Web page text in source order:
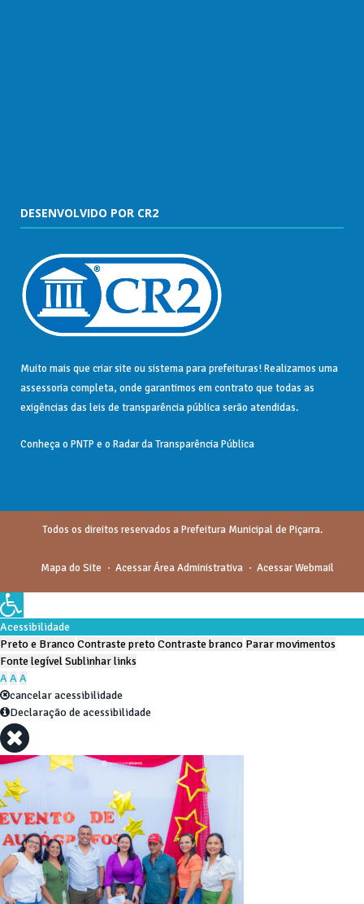
DESENVOLVIDO POR CR2
Muito mais que criar site ousistema para prefeituras! Realizamos uma
assessoriacompleta, onde garantimos em contrato que todas as
exigências das leis de transparência públicaserão atendidas.
Conheça o PNTP e o Radar da Transparência Pública
Todos os direitos reservados a Prefeitura Municipal de Piçarra.
Mapa do Site Acessar Área Administrativa Acessar Webmail
Acessibilidade
Preto e BrancoContraste pretoContraste branco Parar movimentos
Fonte legívelSublinhar links
AAA
cancelar acessibilidade
Declaração de acessibilidade